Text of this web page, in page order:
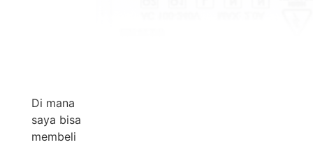
Di mana
saya bisa
membeli